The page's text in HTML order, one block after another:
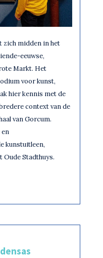
zich midden in het
eeuwse,
Markt. Het
voor kunst,
hier kennis met de
context van de
van Gorcum.
kunstuitleen,
Oude Stadthuys.